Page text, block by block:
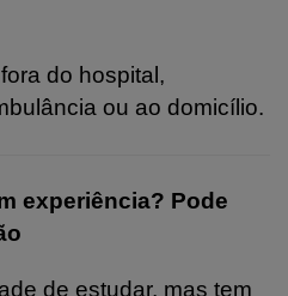
do hospital,
ou ao domicílio.
experiência? Pode
de estudar, mas tem